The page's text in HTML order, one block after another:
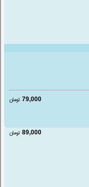
79,000 تومان
89,000 تومان